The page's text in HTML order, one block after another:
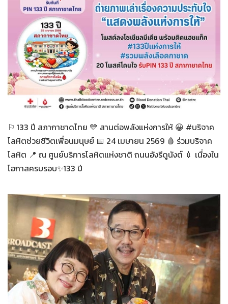
24-04-2569 ทั่วไป
⚐ 133 ปี สภากาชาดไทย 💛 สานต่อพลังแห่งการให้ 😀 #บริจาค
โลหิตช่วยชีวิตเพื่อนมนุษย์ 📅 24 เมษายน 2569 🩸 ร่วมบริจาค
โลหิต 📍 ณ ศูนย์บริการโลหิตแห่งชาติ ถนนอังรีดูนังต์ 💉 เนื่องใน
โอกาสครบรอบ✨133 ปี